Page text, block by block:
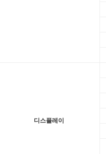
디스플레이